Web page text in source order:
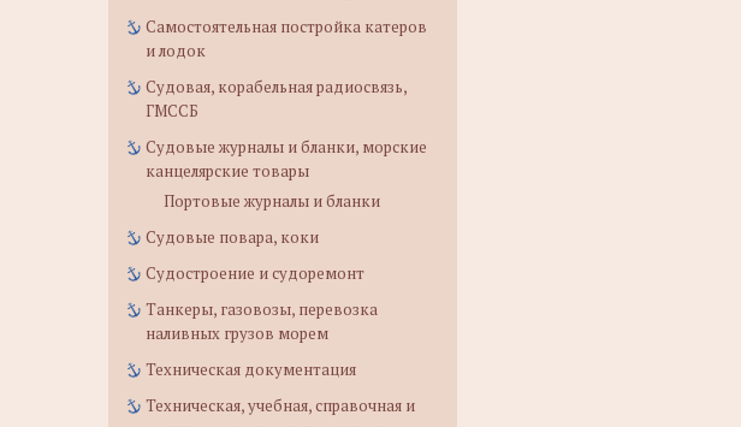
Самостоятельная постройка катеров
и лодок
Судовая, корабельная радиосвязь,
ГМССБ
Судовые журналы и бланки, морские
канцелярские товары
Портовые журналы и бланки
Судовые повара, коки
Судостроение и судоремонт
Танкеры, газовозы, перевозка
наливных грузов морем
Техническая документация
Техническая, учебная, справочная и